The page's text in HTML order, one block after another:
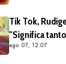
Tik Tok,
"Significa
(VIDEO)
ago 07, 12:07